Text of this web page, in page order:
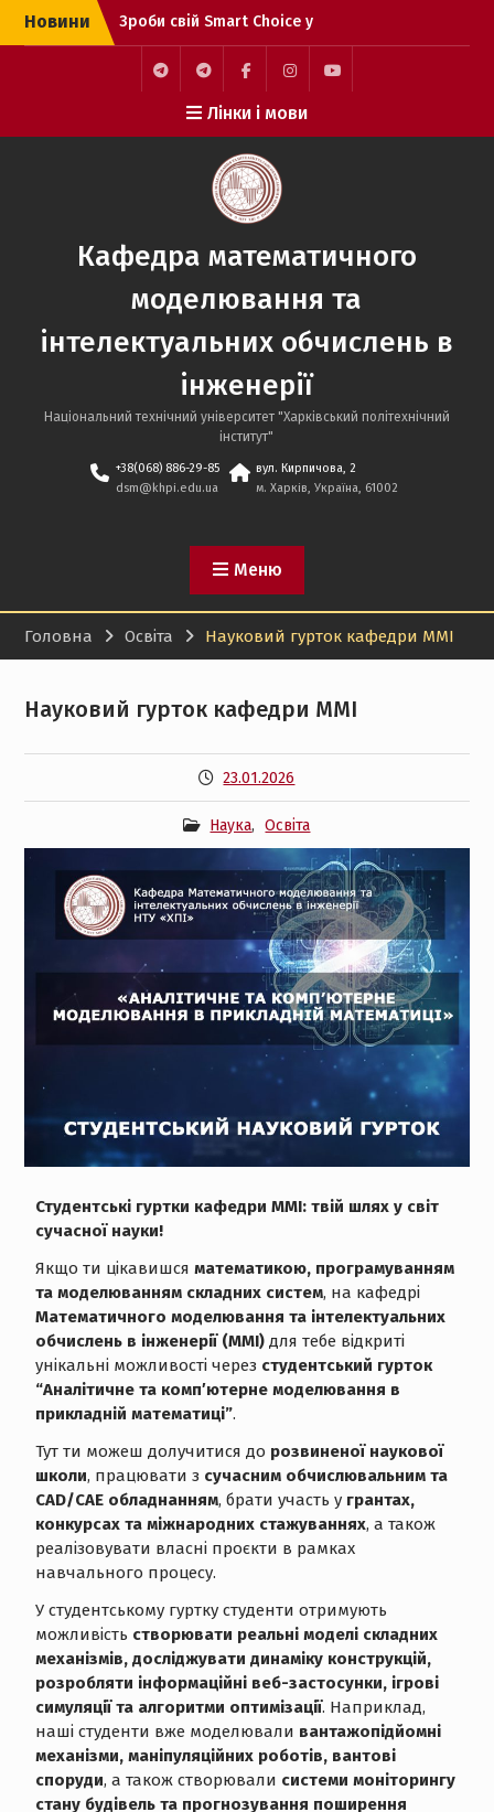
Новини
Зроби свій Smart Choice у
світі IT! Вже скоро, подія
з F3 Комп’ютерні науки
Вітаємо Наталію
Фоменко із здобуттям
PhD!
Лінки і мови
Кафедра математичного
моделювання та
інтелектуальних обчислень в
інженерії
Національний технічний університет "Харківський політехнічний
інститут"
+38(068) 886-29-85
dsm@khpi.edu.ua
вул. Кирпичова, 2
м. Харків, Україна, 61002
Меню
Головна Освіта Науковий гурток кафедри ММІ
Науковий гурток кафедри ММІ
23.01.2026
Наука, Освіта
Студентські гуртки кафедри ММІ: твій шлях у світ
сучасної науки!
Якщо ти цікавишся математикою, програмуванням
та моделюванням складних систем, на кафедрі
Математичного моделювання та інтелектуальних
обчислень в інженерії (ММІ)для тебе відкриті
унікальні можливості через студентський гурток
“Аналітичне та комп′ютерне моделювання в
прикладній математиці”.
Тут ти можеш долучитися до розвиненої наукової
школи, працювати з сучасним обчислювальним та
CAD/CAE обладнанням, брати участь у грантах,
конкурсах та міжнародних стажуваннях, а також
реалізовувати власні проєкти в рамках
навчального процесу.
У студентському гуртку студенти отримують
можливість створювати реальні моделі складних
механізмів, досліджувати динаміку конструкцій,
розробляти інформаційні веб-застосунки, ігрові
симуляції та алгоритми оптимізації. Наприклад,
наші студенти вже моделювали вантажопідйомні
механізми, маніпуляційних роботів, вантові
споруди, а також створювали системи моніторингу
стану будівель та прогнозування поширення